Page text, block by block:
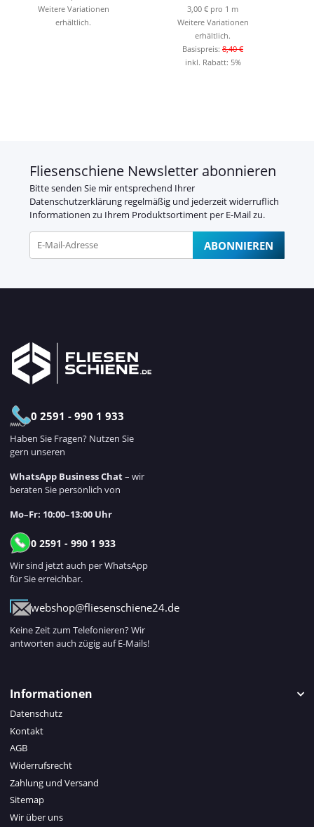
Weitere Variationen
erhältlich.
3,00 € pro 1 m
Weitere Variationen
erhältlich.
Basispreis: 8,40 €
inkl. Rabatt: 5%
Fliesenschiene Newsletter abonnieren
Bitte senden Sie mir entsprechend Ihrer
Datenschutzerklärung regelmäßig und jederzeit widerruflich
Informationen zu Ihrem Produktsortiment per E-Mail zu.
ABONNIEREN
0 2591 - 990 1 933
Haben Sie Fragen? Nutzen Sie
gern unseren
WhatsApp Business Chat– wir
beraten Sie persönlich von
Mo–Fr: 10:00–13:00 Uhr
0 2591 - 990 1 933
Wir sind jetzt auch per WhatsApp
für Sie erreichbar.
webshop@fliesenschiene24.de
Keine Zeit zum Telefonieren? Wir
antworten auch zügig auf E-Mails!
Informationen
Datenschutz
Kontakt
AGB
Widerrufsrecht
Zahlung und Versand
Sitemap
Wir über uns